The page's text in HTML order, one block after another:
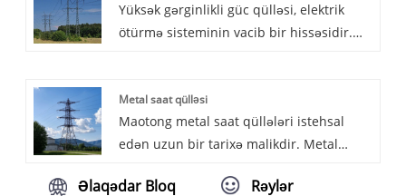
Yüksək gərginlikli güc qülləsi, elektrik
ötürmə sisteminin vacib bir hissəsidir.
sabit şəkildə ötürülməsini təmin etmək
üçün yüksək gərginlikli telləri
dəstəkləmək və dayandırmaq üçün
Metal saat qülləsi
Maotong metal saat qüllələri istehsal
edən uzun bir tarixə malikdir. Metal
material seçimi, emalı, istehsal və montaj
Əlaqədar Bloq Rəylər